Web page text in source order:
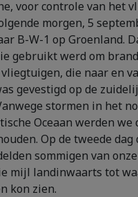
voor controle van het
morgen, 5
B-W-1 op Groenland.
gebruikt werd om
die naar en
gevestigd op de
stormen in het
Oceaan werden we
Op de tweede dag
sommigen van
mijl landinwaarts tot
kon zien.